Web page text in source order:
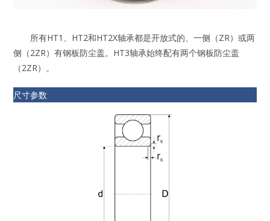
所有HT1、HT2和HT2X轴承都是开放式的、一侧（ZR）或两
侧（2ZR）有钢板防尘盖。HT3轴承始终配有两个钢板防尘盖
（2ZR）。
尺寸参数